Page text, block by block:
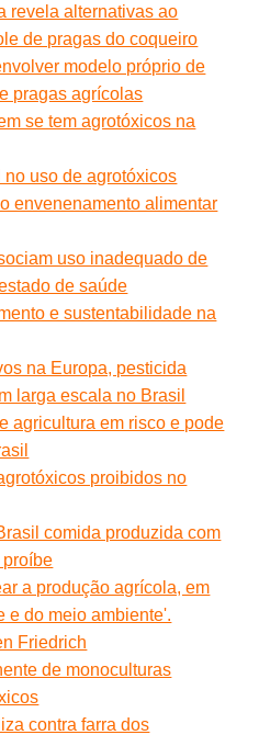
revela alternativas ao
de pragas do coqueiro
modelo próprio de
pragas agrícolas
se tem agrotóxicos na
uso de agrotóxicos
envenenamento alimentar
uso inadequado de
de saúde
e sustentabilidade na
na Europa, pesticida
larga escala no Brasil
agricultura em risco e pode
proibidos no
comida produzida com
proíbe
a produção agrícola, em
e do meio ambiente'.
Friedrich
de monoculturas
contra farra dos